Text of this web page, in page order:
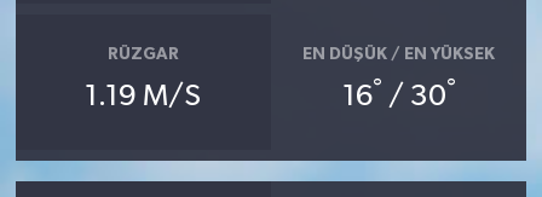
RÜZGAR
1.19 M/S
EN DÜŞÜK / EN YÜKSEK
16° / 30°